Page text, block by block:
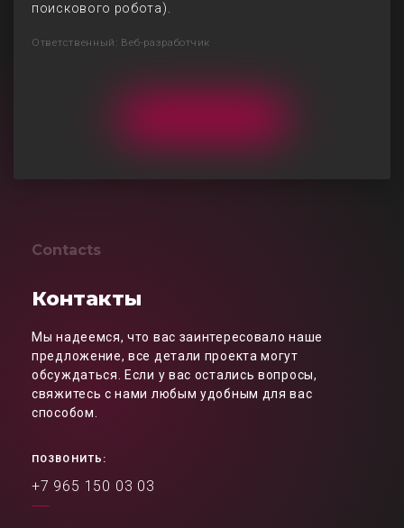
поискового робота).
Ответственный: Веб-разработчик
Contacts
Контакты
Мы надеемся, что вас заинтересовало наше
предложение, все детали проекта могут
обсуждаться. Если у вас остались вопросы,
свяжитесь с нами любым удобным для вас
способом.
ПОЗВОНИТЬ:
+7 965 150 03 03